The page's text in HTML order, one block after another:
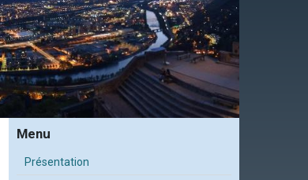
Menu
Présentation